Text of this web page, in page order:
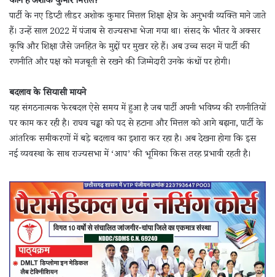
पार्टी के नए डिप्टी लीडर अशोक कुमार मित्तल शिक्षा क्षेत्र के अनुभवी व्यक्ति माने जाते
हैं। उन्हें साल 2022 में पंजाब से राज्यसभा भेजा गया था। संसद के भीतर वे अक्सर
कृषि और शिक्षा जैसे जनहित के मुद्दों पर मुखर रहे हैं। अब उच्च सदन में पार्टी की
रणनीति और पक्ष को मजबूती से रखने की जिम्मेदारी उनके कंधों पर होगी।
बदलाव के सियासी मायने
यह संगठनात्मक फेरबदल ऐसे समय में हुआ है जब पार्टी अपनी भविष्य की रणनीतियों
पर काम कर रही है। राघव चड्ढा को पद से हटाना और मित्तल को आगे बढ़ाना, पार्टी के
आंतरिक समीकरणों में बड़े बदलाव का इशारा कर रहा है। अब देखना होगा कि इस
नई व्यवस्था के साथ राज्यसभा में ‘आप’ की भूमिका किस तरह प्रभावी रहती है।